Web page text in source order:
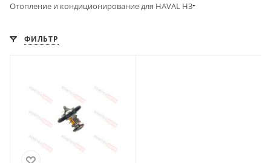
Отопление и кондиционирование для HAVAL H3
ФИЛЬТР